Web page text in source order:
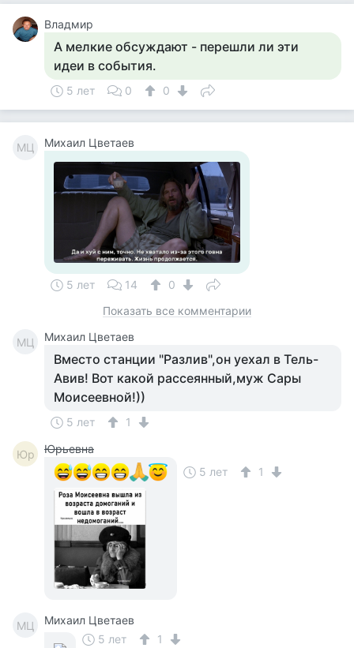
Владмир
А мелкие обсуждают - перешли ли эти
идеи в события.
5 лет 0 0
МЦ Михаил Цветаев
5 лет 14
0
Показать все комментарии
МЦ Михаил Цветаев
Вместо станции "Разлив",он уехал в Тель-
Авив! Вот какой рассеянный,муж Сары
Моисеевной!))
5 лет 1
Юр
Юрьевна
5 лет
1
МЦ
Михаил Цветаев
5 лет
1